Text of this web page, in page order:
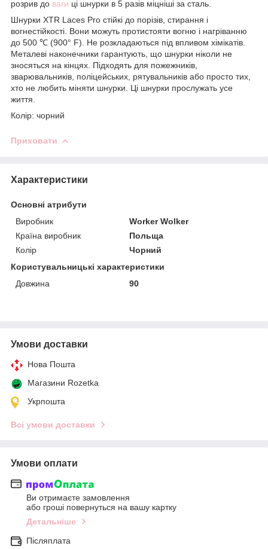
розрив до ваги ці шнурки в 5 разів міцніші за сталь.
Шнурки XTR Laces Pro стійкі до порізів, стирання і
вогнестійкості. Вони можуть протистояти вогню і нагріванню
до 500 ℃ (900° F). Не розкладаються під впливом хімікатів.
Металеві наконечники гарантують, що шнурки ніколи не
зносяться на кінцях. Підходять для пожежників,
зварювальників, поліцейських, рятувальників або просто тих,
хто не любить міняти шнурки. Ці шнурки прослужать усе
життя.
Колір: чорний
Приховати
Характеристики
Основні атрибути
Виробник
Worker Wolker
Країна виробник
Польща
Колір
Чорний
Користувальницькі характеристики
Довжина
90
Умови доставки
Нова Пошта
Магазини Rozetka
Укрпошта
Всі умови доставки
Умови оплати
Ви отримаєте замовлення
або гроші повернуться на вашу картку
Детальніше
Післяплата